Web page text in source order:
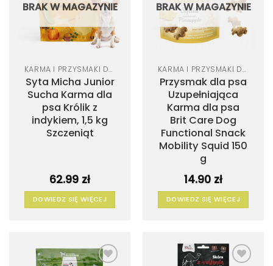
życzeń
BRAK W MAGAZYNIE
KARMA I PRZYSMAKI DLA PSA
Syta Micha Junior
Sucha Karma dla
psa Królik z
indykiem, 1,5 kg
Szczeniąt
62.99 zł
DOWIEDZ SIĘ WIĘCEJ
życzeń
BRAK W MAGAZYNIE
KARMA I PRZYSMAKI DLA PSA
Przysmak dla psa
Uzupełniająca
Karma dla psa
Brit Care Dog
Functional Snack
Mobility Squid 150
g
14.90 zł
DOWIEDZ SIĘ WIĘCEJ